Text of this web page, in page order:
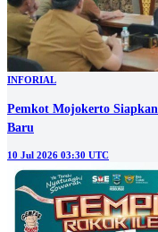
INFORIAL
Pemkot Mojokerto
Baru
10 Jul 2026 03:30 UTC